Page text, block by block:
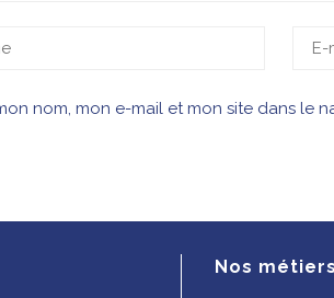
nom, mon e-mail et mon site dans le
Nos métiers